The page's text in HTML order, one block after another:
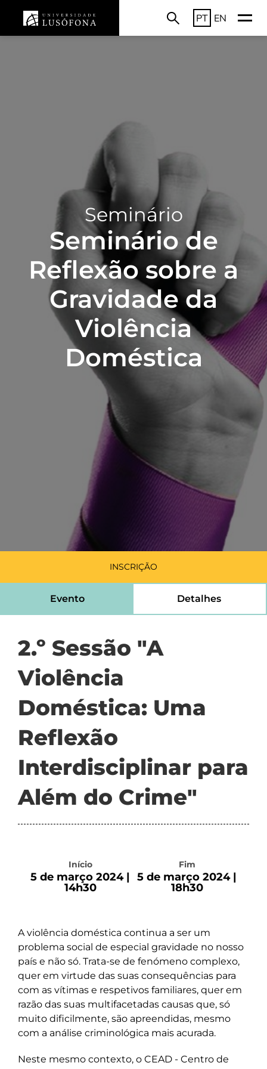
PT EN
Seminário
Seminário de
Reflexão sobre a
Gravidade da
Violência
Doméstica
INSCRIÇÃO
Evento Detalhes
2.º Sessão "A
Violência
Doméstica: Uma
Reflexão
Interdisciplinar para
Além do Crime"
Início
5 de março 2024 |
14h30
Fim
5 de março 2024 |
18h30
A violência doméstica continua a ser um
problema social de especial gravidade no nosso
país e não só. Trata-se de fenómeno complexo,
quer em virtude das suas consequências para
com as vítimas e respetivos familiares, quer em
razão das suas multifacetadas causas que, só
muito dificilmente, são apreendidas, mesmo
com a análise criminológica mais acurada.
Neste mesmo contexto, o CEAD - Centro de